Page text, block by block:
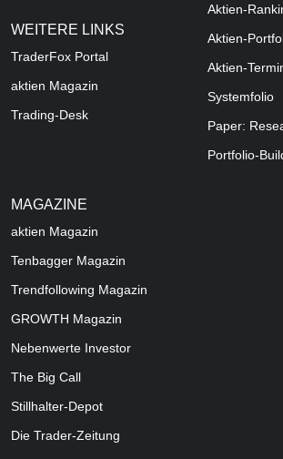
WEITERE LINKS
TraderFox Portal
aktien Magazin
Trading-Desk
Aktien-
Aktien-
Aktien-
Systemfolio
Paper:
Portfolio-
MAGAZINE
aktien Magazin
Tenbagger Magazin
Trendfollowing Magazin
GROWTH Magazin
Nebenwerte Investor
The Big Call
Stillhalter-Depot
Die Trader-Zeitung